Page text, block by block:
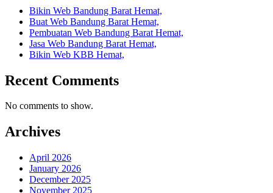
Bikin Web Bandung Barat Hemat,
Buat Web Bandung Barat Hemat,
Pembuatan Web Bandung Barat Hemat,
Jasa Web Bandung Barat Hemat,
Bikin Web KBB Hemat,
Recent Comments
No comments to show.
Archives
April 2026
January 2026
December 2025
November 2025